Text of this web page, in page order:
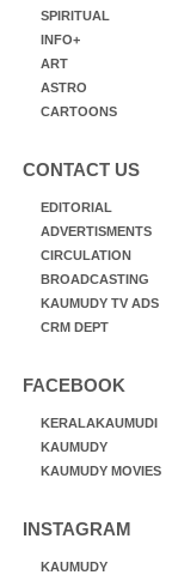
SPIRITUAL
INFO+
ART
ASTRO
CARTOONS
CONTACT US
EDITORIAL
ADVERTISMENTS
CIRCULATION
BROADCASTING
KAUMUDY TV ADS
CRM DEPT
FACEBOOK
KERALAKAUMUDI
KAUMUDY
KAUMUDY MOVIES
INSTAGRAM
KAUMUDY